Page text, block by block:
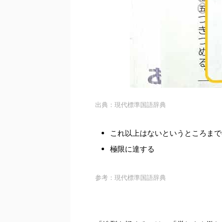
出典：現代標準国語辞典
これ以上はないというところま
極限に達する
参考：現代標準国語辞典